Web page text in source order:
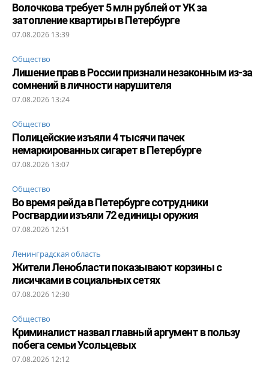
Волочкова требует 5 млн рублей от УК за
затопление квартиры в Петербурге
07.08.2026 13:39
Общество
Лишение прав в России признали незаконным из-за
сомнений в личности нарушителя
07.08.2026 13:24
Общество
Полицейские изъяли 4 тысячи пачек
немаркированных сигарет в Петербурге
07.08.2026 13:07
Общество
Во время рейда в Петербурге сотрудники
Росгвардии изъяли 72 единицы оружия
07.08.2026 12:51
Ленинградская область
Жители Ленобласти показывают корзины с
лисичками в социальных сетях
07.08.2026 12:30
Общество
Криминалист назвал главный аргумент в пользу
побега семьи Усольцевых
07.08.2026 12:12